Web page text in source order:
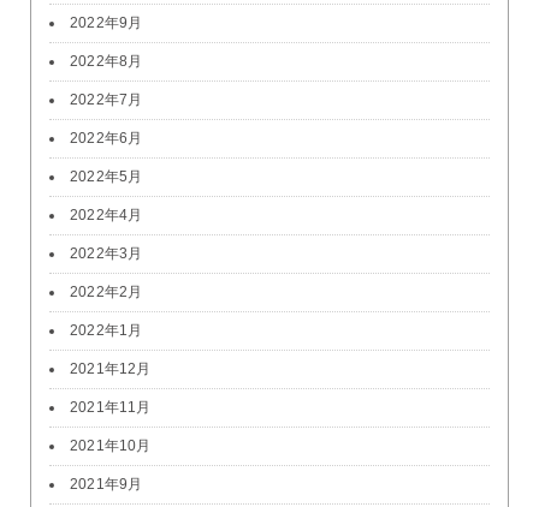
2022年9月
2022年8月
2022年7月
2022年6月
2022年5月
2022年4月
2022年3月
2022年2月
2022年1月
2021年12月
2021年11月
2021年10月
2021年9月